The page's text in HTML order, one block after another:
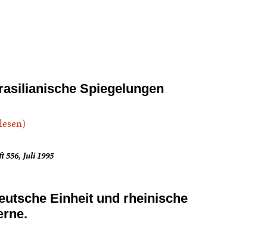
Spiegelungen
556, Juli 1995
Einheit und rheinische